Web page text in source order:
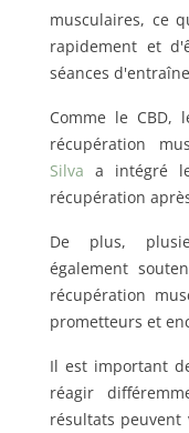
musculaires, ce
rapidement et
séances
Comme le CBD,
récupération
Silva a intégré
récupération
De plus,
également
récupération
prometteurs et
Il est important
réagir
résultats